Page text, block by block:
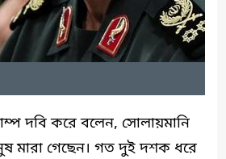
দবি করে বলেন, সোলায়মানি
মারা গেছেন। গত দুই দশক ধরে